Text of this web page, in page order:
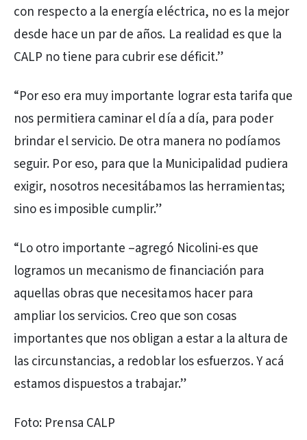
con respecto a la energía eléctrica, no es la mejor
desde hace un par de años. La realidad es que la
CALP no tiene para cubrir ese déficit.”
“Por eso era muy importante lograr esta tarifa que
nos permitiera caminar el día a día, para poder
brindar el servicio. De otra manera no podíamos
seguir. Por eso, para que la Municipalidad pudiera
exigir, nosotros necesitábamos las herramientas;
sino es imposible cumplir.”
“Lo otro importante –agregó Nicolini-es que
logramos un mecanismo de financiación para
aquellas obras que necesitamos hacer para
ampliar los servicios. Creo que son cosas
importantes que nos obligan a estar a la altura de
las circunstancias, a redoblar los esfuerzos. Y acá
estamos dispuestos a trabajar.”
Foto: Prensa CALP